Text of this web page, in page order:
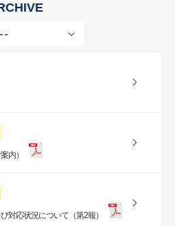
内）
対応状況について（第2報）